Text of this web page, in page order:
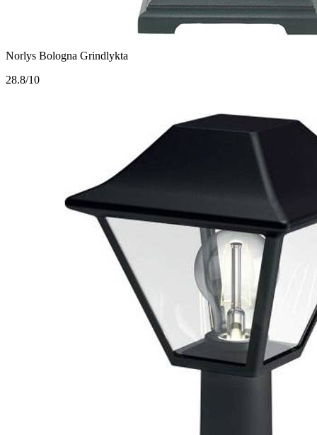
Norlys Bologna Grindlykta
28.8/10